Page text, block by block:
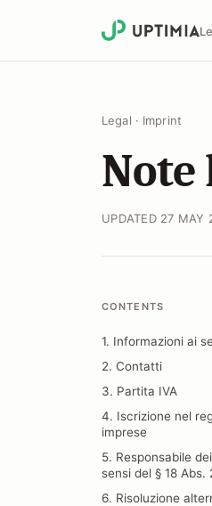
Legal · Imprint
Note
UPDATED 27 MAY
CONTENTS
1. Informazioni ai
2. Contatti
3. Partita IVA
4. Iscrizione nel
imprese
5. Responsabile
sensi del § 18 Abs.
6. Risoluzione